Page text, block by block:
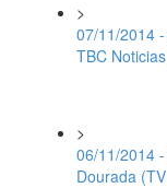
>
07/11/2014
TBC
>
06/11/2014
Dourada